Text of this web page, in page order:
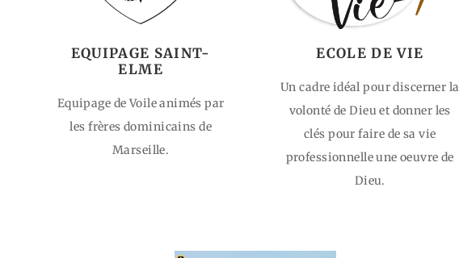
EQUIPAGE SAINT-
ELME
Equipage de Voile animés par
les frères dominicains de
Marseille.
ECOLE DE VIE
Un cadre idéal pour discerner la
volonté de Dieu et donner les
clés pour faire de sa vie
professionnelle une oeuvre de
Dieu.